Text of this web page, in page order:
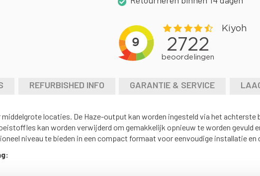
REFURBISHED INFO GARANTIE & SERVICE
locaties. De Haze-output kan worden ingesteld via het achterste
kan worden verwijderd om gemakkelijk opnieuw te worden gevuld
niveau te bieden in een compact formaat voor eenvoudige installatie en